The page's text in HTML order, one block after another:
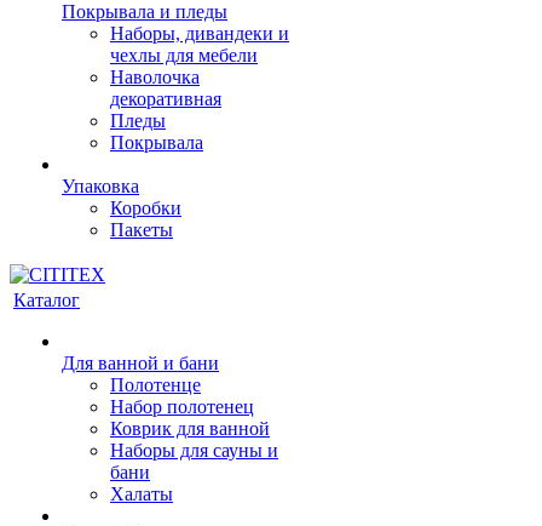
Покрывала и пледы
Наборы, дивандеки и
чехлы для мебели
Наволочка
декоративная
Пледы
Покрывала
Упаковка
Коробки
Пакеты
Каталог
Для ванной и бани
Полотенце
Набор полотенец
Коврик для ванной
Наборы для сауны и
бани
Халаты